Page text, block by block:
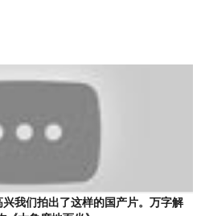
兴我们拍出了这样的国产片。万字解